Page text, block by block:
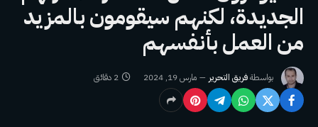
الجديدة، لكنهم سيقومون بالمزيد
من العمل بأنفسهم
بواسطةفريق التحرير مارس 19, 2024 2 دقائق